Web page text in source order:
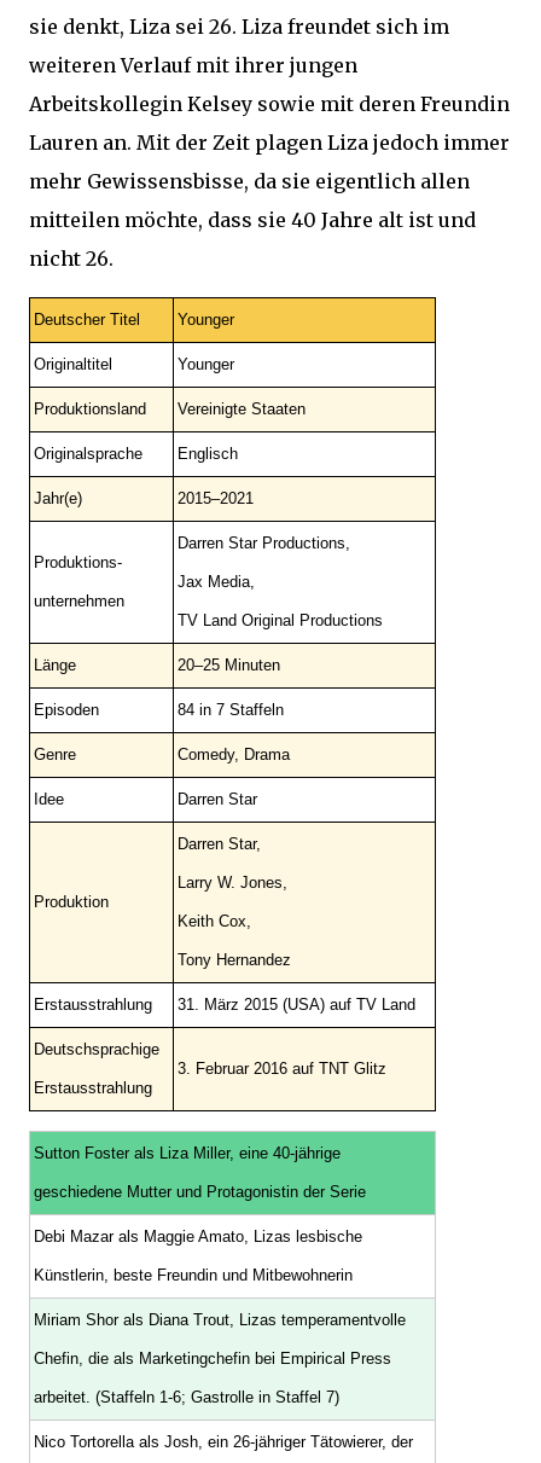
sie denkt, Liza sei 26. Liza freundet sich im
weiteren Verlauf mit ihrer jungen
Arbeitskollegin Kelsey sowie mit deren Freundin
Lauren an. Mit der Zeit plagen Liza jedoch immer
mehr Gewissensbisse, da sie eigentlich allen
mitteilen möchte, dass sie 40 Jahre alt ist und
nicht 26.
Deutscher Titel Younger
Originaltitel Younger
Produktionsland Vereinigte Staaten
Originalsprache Englisch
Jahr(e) 2015–2021
Produktions-
unternehmen
Darren Star Productions,
Jax Media,
TV Land Original Productions
Länge 20–25 Minuten
Episoden 84 in 7 Staffeln
Genre Comedy, Drama
Idee Darren Star
Produktion
Darren Star,
Larry W. Jones,
Keith Cox,
Tony Hernandez
Erstausstrahlung 31. März 2015 (USA) auf TV Land
Deutschsprachige
Erstausstrahlung
3. Februar 2016 auf TNT Glitz
Sutton Foster als Liza Miller, eine 40-jährige
geschiedene Mutter und Protagonistin der Serie
Debi Mazar als Maggie Amato, Lizas lesbische
Künstlerin, beste Freundin und Mitbewohnerin
Miriam Shor als Diana Trout, Lizas temperamentvolle
Chefin, die als Marketingchefin bei Empirical Press
arbeitet. (Staffeln 1-6; Gastrolle in Staffel 7)
Nico Tortorella als Josh, ein 26-jähriger Tätowierer, der